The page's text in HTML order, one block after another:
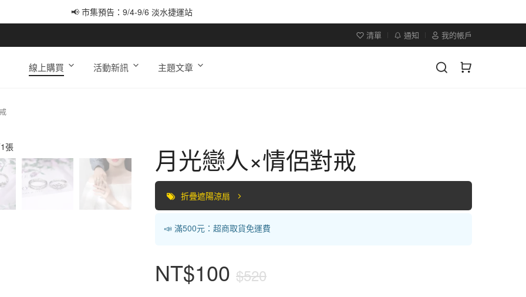
📢 市集預告：9/4-9/6 淡水捷運站
清單 通知 我的帳戶
線上購買 活動新訊 主題文章
月光戀人×情侶對戒
折疊遮陽涼扇
📣 滿500元：超商取貨免運費
NT$100 $520